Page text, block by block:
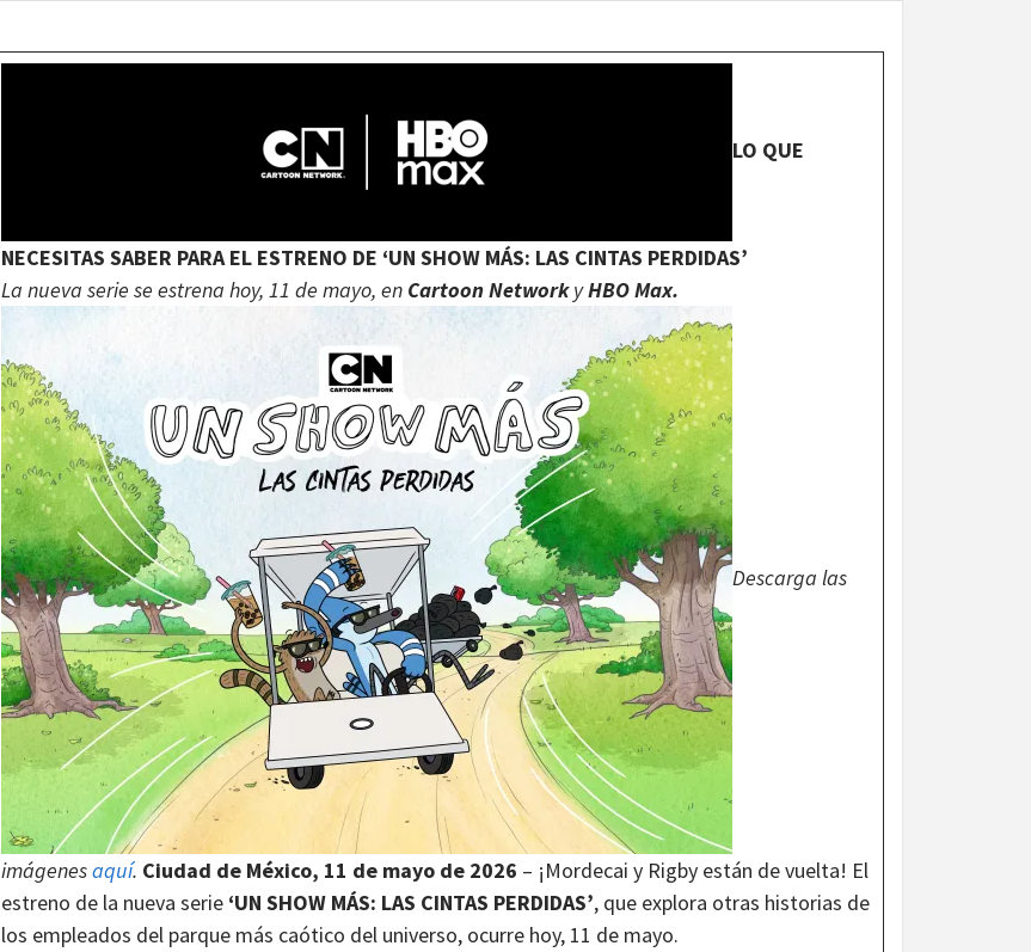
LO QUE
NECESITAS SABER PARA EL ESTRENO DE ‘UN SHOW MÁS: LAS CINTAS PERDIDAS’
La nueva serie se estrena hoy, 11 de mayo, en Cartoon NetworkyHBO Max.
Descarga las
imágenesaquí. Ciudad de México, 11 de mayo de 2026 – ¡Mordecai y Rigby están de vuelta! El
estreno de la nueva serie ‘UN SHOW MÁS: LAS CINTAS PERDIDAS’, que explora otras historias de
los empleados del parque más caótico del universo, ocurre hoy, 11 de mayo.